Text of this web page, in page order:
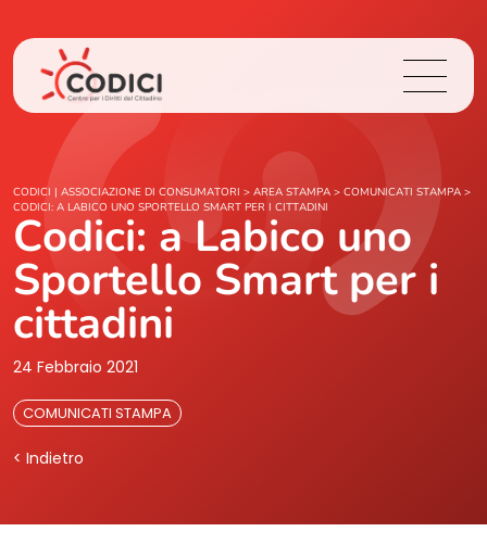
Chi Siamo
Cosa Facciamo
Area Stampa
CODICI | ASSOCIAZIONE DI CONSUMATORI > AREA STAMPA > COMUNICATI STAMPA >
CODICI: A LABICO UNO SPORTELLO SMART PER I CITTADINI
Codici: a Labico uno
Sportello Smart per i
cittadini
24 Febbraio 2021
COMUNICATI STAMPA
< Indietro